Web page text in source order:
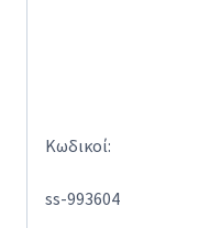
Κωδικοί:
ss-993604